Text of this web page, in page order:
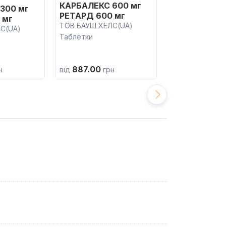
мг
КАРБАЛЕКС 600 мг
РЕТАРД 600 мг
ТОВ БАУШ ХЕЛС(UA)
Таблетки
від 887.00 грн